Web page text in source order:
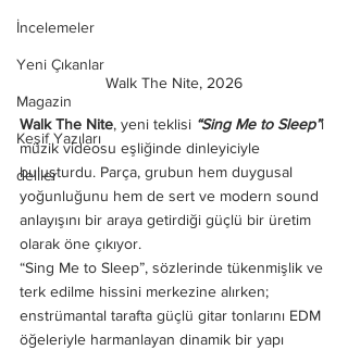
İncelemeler
Yeni Çıkanlar
Magazin
Keşif Yazıları
deliler
Walk The Nite, 2026
Walk The Nite, yeni teklisi “Sing Me to Sleep”i
müzik videosu eşliğinde dinleyiciyle
buluşturdu. Parça, grubun hem duygusal
yoğunluğunu hem de sert ve modern sound
anlayışını bir araya getirdiği güçlü bir üretim
olarak öne çıkıyor.
“Sing Me to Sleep”, sözlerinde tükenmişlik ve
terk edilme hissini merkezine alırken;
enstrümantal tarafta güçlü gitar tonlarını EDM
öğeleriyle harmanlayan dinamik bir yapı